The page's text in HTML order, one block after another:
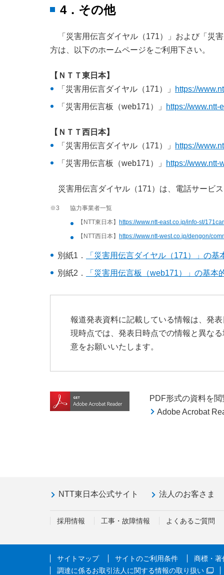
4．その他
「災害用伝言ダイヤル（171）」および「災
方は、以下のホームページをご利用下さい。
【ＮＴＴ東日本】
「災害用伝言ダイヤル（171）」
https://
「災害用伝言板（web171）」 https://www.ntt-
【ＮＴＴ西日本】
「災害用伝言ダイヤル（171）」
https://
「災害用伝言板（web171）」 https://www.ntt-
災害用伝言ダイヤル（171）は、電話サービ
※3
協力事業者一覧
【NTT東日本】 https://www.ntt-east.co.jp/info-st/
【NTT西日本】 https://www.ntt-west.co.jp/dengon/
別紙1． 「災害用伝言ダイヤル（171）」の基
別紙2． 「災害用伝言板（web171）」の基本
報道発表資料に記載している情報は、発
現時点では、発表日時点での情報と異な
意をお願いいたします。
PDF形式の資料を
Adobe Acrobat
NTT東日本公式サイト 法人のお客さま
採用情報 工事・故障情報 よくあるご質問
サイトマップ サイトのご利用条件
商標・著
調達に係るお取引法人に関する情報の取り扱い